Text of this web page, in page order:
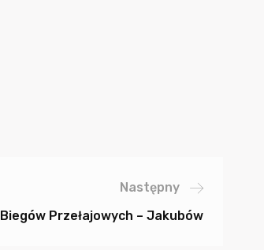
Następny
Przełajowych – Jakubów